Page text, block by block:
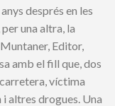
després en les
una altra, la
Editor,
amb el fill que, dos
víctima
i altres drogues. Una